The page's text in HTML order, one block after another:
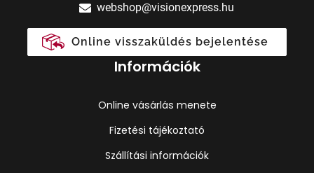
webshop@visionexpress.hu
Online visszaküldés bejelentése
Információk
Online vásárlás menete
Fizetési tájékoztató
Szállítási információk